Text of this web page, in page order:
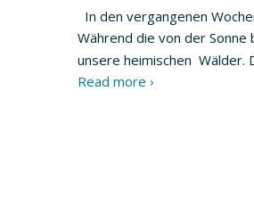
In den vergangenen
Während die von der
unsere heimischen Wälder.
Read more ›